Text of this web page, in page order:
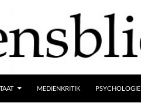
MEDIENKRITIK PSYCHOLOGIE